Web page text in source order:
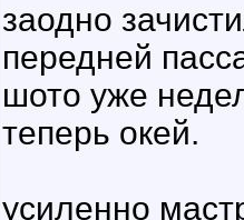
заодно
передней
шото уже
теперь окей.
усиленно